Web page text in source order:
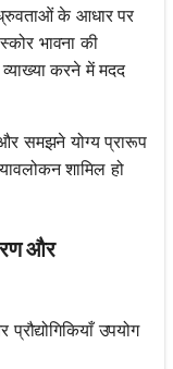
ध्रुवताओं के आधार पर
भावना की
करने में मदद
समझने योग्य प्रारूप
शामिल हो
और
उपयोग